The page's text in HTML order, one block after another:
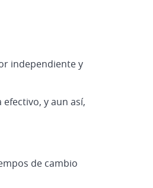
independiente y
y aun así,
de cambio